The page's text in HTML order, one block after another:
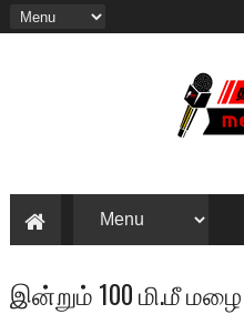
இன்றும் 100 மி.மீ